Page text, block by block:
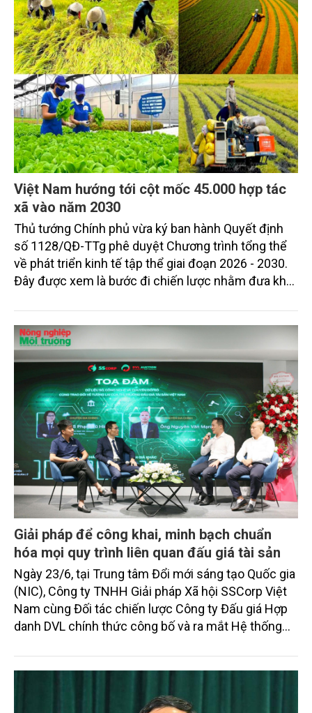
chưa được khai thác tương xứng do hạ tầng kết nối
còn nhiều hạn chế. Tuy nhiên, mới đây Nghị quyết
số 66 của HĐND TP. Hồ Chí Minh đã mở cánh cửa
đưa "thiên đường nghỉ dưỡng" này vươn tầm quốc
tế, xứng đáng với tiềm năng và vị thế bấy lâu của nó.
Việt Nam hướng tới cột mốc 45.000 hợp tác
xã vào năm 2030
Thủ tướng Chính phủ vừa ký ban hành Quyết định
số 1128/QĐ-TTg phê duyệt Chương trình tổng thể
về phát triển kinh tế tập thể giai đoạn 2026 - 2030.
Đây được xem là bước đi chiến lược nhằm đưa khu
ứng với xu thế chuyển đổi số và phát triển bền
vững.
Giải pháp để công khai, minh bạch chuẩn
hóa mọi quy trình liên quan đấu giá tài sản
Ngày 23/6, tại Trung tâm Đổi mới sáng tạo Quốc gia
(NIC), Công ty TNHH Giải pháp Xã hội SSCorp Việt
Nam cùng Đối tác chiến lược Công ty Đấu giá Hợp
danh DVL chính thức công bố và ra mắt Hệ thống
Nam tại địa chỉ https://taisandaugia.vn.